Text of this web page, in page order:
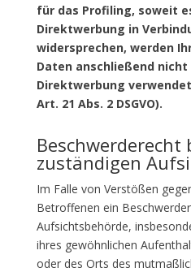
für das Profiling, soweit
Direktwerbung in
widersprechen, werden
Daten anschließend
Direktwerbung
Art. 21 Abs. 2 DSGVO).
Beschwerderecht
zuständigen
Im Falle von Verstößen
Betroffenen ein
Aufsichtsbehörde,
ihres gewöhnlichen
oder des Orts des